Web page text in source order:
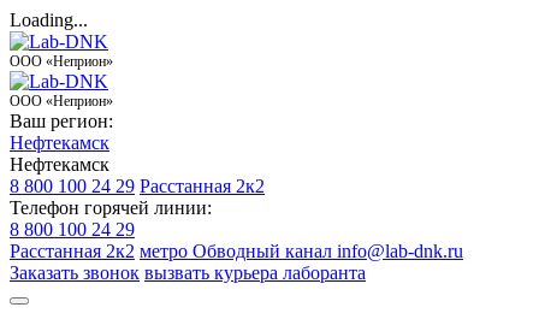
Loading...
ООО «Неприон»
ООО «Неприон»
Ваш регион:
Нефтекамск
Нефтекамск
8 800 100 24 29 Расстанная 2к2
Телефон горячей линии:
8 800 100 24 29
Расстанная 2к2 метро Обводный канал info@lab-dnk.ru
Заказать звонок вызвать курьера лаборанта